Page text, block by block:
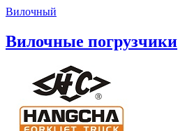
Вилочный
Вилочные погрузчики